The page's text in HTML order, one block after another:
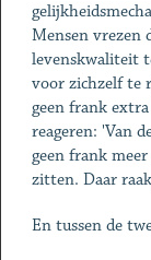
Mensen vrezen
levenskwaliteit
voor zichzelf te
geen frank
reageren: 'Van
geen frank
zitten. Daar
En tussen de